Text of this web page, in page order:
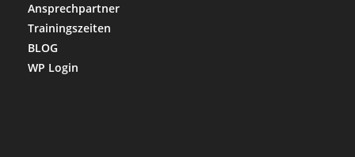
Ansprechpartner
Trainingszeiten
BLOG
WP Login